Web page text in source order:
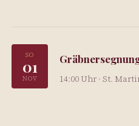
SO
01
NOV 14:00 Uhr · St.